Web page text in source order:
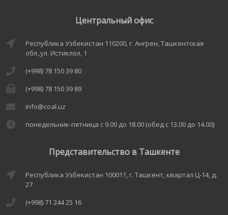
Центральный офис
Республика Узбекистан 110200, г. Ангрен, Ташкентская
обл.,ул. Истиклол, 1
(+998) 78 150 39 80
(+998) 78 150 39 89
info@coal.uz
понедельник-пятница с 9.00 до 18.00 (обед с 13.00 до 14.00)
Представительство в Ташкенте
Республика Узбекистан 100011, г. Ташкент, квартал Ц-14, д.
27
(+998) 71 244 25 16